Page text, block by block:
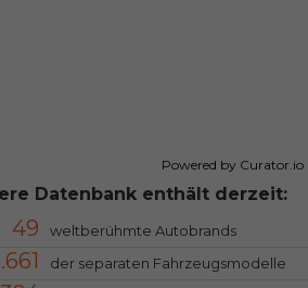
Powered by Curator.io
Datenbank enthält derzeit:
49 weltberühmte Autobrands
der separaten Fahrzeugsmodelle